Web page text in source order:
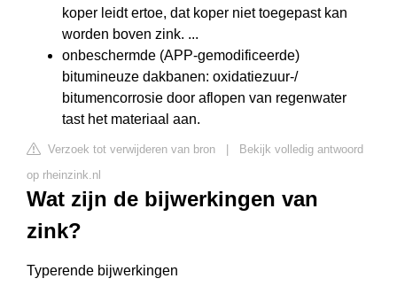
koper leidt ertoe, dat koper niet toegepast kan
worden boven zink. ...
onbeschermde (APP-gemodificeerde)
bitumineuze dakbanen: oxidatiezuur-/
bitumencorrosie door aflopen van regenwater
tast het materiaal aan.
Verzoek tot verwijderen van bron
Bekijk volledig antwoord
op rheinzink.nl
Wat zijn de bijwerkingen van
zink?
Typerende bijwerkingen